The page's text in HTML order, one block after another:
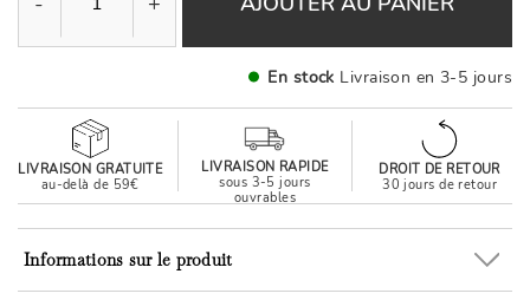
En stock Livraison en 3-5 jours
LIVRAISON GRATUITE
au-delà de 59€
LIVRAISON RAPIDE
sous 3-5 jours
ouvrables
DROIT DE RETOUR
30 jours de retour
Informations sur le produit